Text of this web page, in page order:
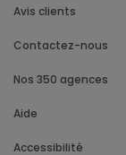
Avis clients
Contactez-nous
Nos 350 agences
Aide
Accessibilité